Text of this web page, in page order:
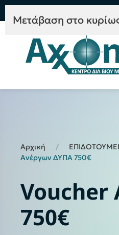
Mετάβαση στο
Αρχική
Ανέργων ΔΥΠΑ 750€
Voucher
750€